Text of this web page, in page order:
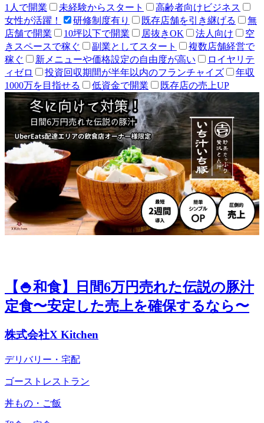
1人で開業
未経験からスタート
高齢者向けビジネス
女性が活躍！
研修制度有り 既存店舗を引き継げる
無
店舗で開業
10坪以下で開業 居抜きOK 法人向け
空
きスペースで稼ぐ
副業としてスタート
複数店舗経営で
稼ぐ
新メニューや価格設定の自由度が高い
ロイヤリテ
ィゼロ
投資回収期間が半年以内のフランチャイズ
年収
1000万を目指せる
低資金で開業 既存店の売上UP
【🍚和食】日間6万円売れた伝説の豚汁
定食〜安定した売上を確保するなら〜
株式会社X Kitchen
デリバリー・宅配
ゴーストレストラン
丼もの・ご飯